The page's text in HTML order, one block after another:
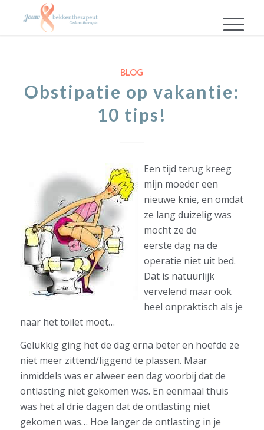
BLOG
Obstipatie op vakantie:
10 tips!
Een tijd terug kreeg
mijn moeder een
nieuwe knie, en omdat
ze lang duizelig was
mocht ze de
eerste dag na de
operatie niet uit bed.
Dat is natuurlijk
vervelend maar ook
heel onpraktisch als je
naar het toilet moet…
Gelukkig ging het de dag erna beter en hoefde ze
niet meer zittend/liggend te plassen. Maar
inmiddels was er alweer een dag voorbij dat de
ontlasting niet gekomen was. En eenmaal thuis
was het al drie dagen dat de ontlasting niet
gekomen was… Hoe langer de ontlasting in je